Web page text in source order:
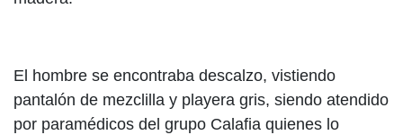
El hombre se encontraba descalzo, vistiendo
pantalón de mezclilla y playera gris, siendo atendido
por paramédicos del grupo Calafia quienes lo